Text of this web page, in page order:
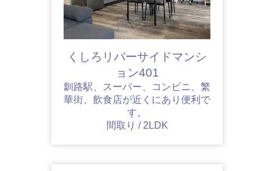
くしろリバーサイドマンシ
ョン401
釧路駅、スーパー、コンビニ、繁
華街、飲食店が近くにあり便利で
す。
間取り / 2LDK